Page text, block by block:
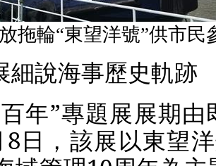
拖輪“東望洋號”供市民
細說海事歷史軌跡
年”專題展展期由
8日，該展以東望